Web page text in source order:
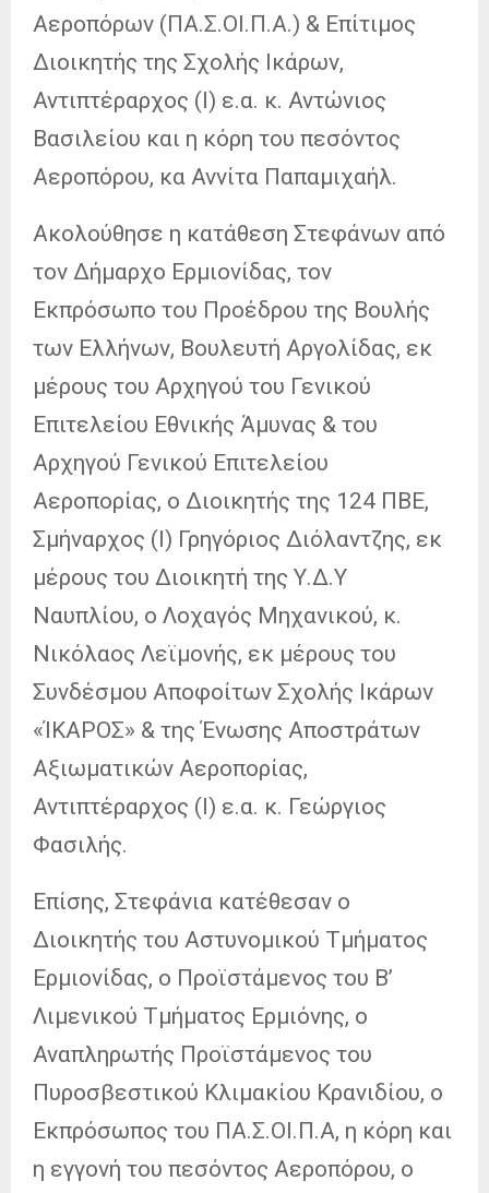
Αεροπόρων (ΠΑ.Σ.ΟΙ.Π.Α.) & Επίτιμος
Διοικητής της Σχολής Ικάρων,
Αντιπτέραρχος (Ι) ε.α. κ. Αντώνιος
Βασιλείου και η κόρη του πεσόντος
Αεροπόρου, κα Αννίτα Παπαμιχαήλ.
Ακολούθησε η κατάθεση Στεφάνων από
τον Δήμαρχο Ερμιονίδας, τον
Εκπρόσωπο του Προέδρου της Βουλής
των Ελλήνων, Βουλευτή Αργολίδας, εκ
μέρους του Αρχηγού του Γενικού
Επιτελείου Εθνικής Άμυνας & του
Αρχηγού Γενικού Επιτελείου
Αεροπορίας, ο Διοικητής της 124 ΠΒΕ,
Σμήναρχος (Ι) Γρηγόριος Διόλαντζης, εκ
μέρους του Διοικητή της Υ.Δ.Υ
Ναυπλίου, ο Λοχαγός Μηχανικού, κ.
Νικόλαος Λεϊμονής, εκ μέρους του
Συνδέσμου Αποφοίτων Σχολής Ικάρων
«ΊΚΑΡΟΣ» & της Ένωσης Αποστράτων
Αξιωματικών Αεροπορίας,
Αντιπτέραρχος (Ι) ε.α. κ. Γεώργιος
Φασιλής.
Επίσης, Στεφάνια κατέθεσαν ο
Διοικητής του Αστυνομικού Τμήματος
Ερμιονίδας, ο Προϊστάμενος του Β’
Λιμενικού Τμήματος Ερμιόνης, ο
Αναπληρωτής Προϊστάμενος του
Πυροσβεστικού Κλιμακίου Κρανιδίου, ο
Εκπρόσωπος του ΠΑ.Σ.ΟΙ.Π.Α, η κόρη και
η εγγονή του πεσόντος Αεροπόρου, ο